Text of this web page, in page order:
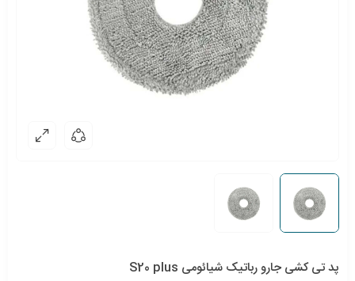
پد تی کشی جارو رباتیک شیائومی S20 plus